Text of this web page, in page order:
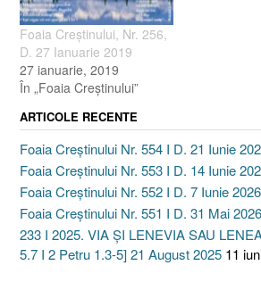
Foaia Creştinului, Nr. 256,
D. 27 Ianuarie 2019
27 ianuarie, 2019
În „Foaia Creştinului”
ARTICOLE RECENTE
Foaia Creștinului Nr. 554 I D. 21 Iunie
Foaia Creștinului Nr. 553 I D. 14 Iunie
Foaia Creștinului Nr. 552 I D. 7 Iunie 2026
Foaia Creștinului Nr. 551 I D. 31 Mai 2026
233 I 2025. VIA ȘI LENEVIA SAU
5.7 I 2 Petru 1.3-5] 21 August 2025 11